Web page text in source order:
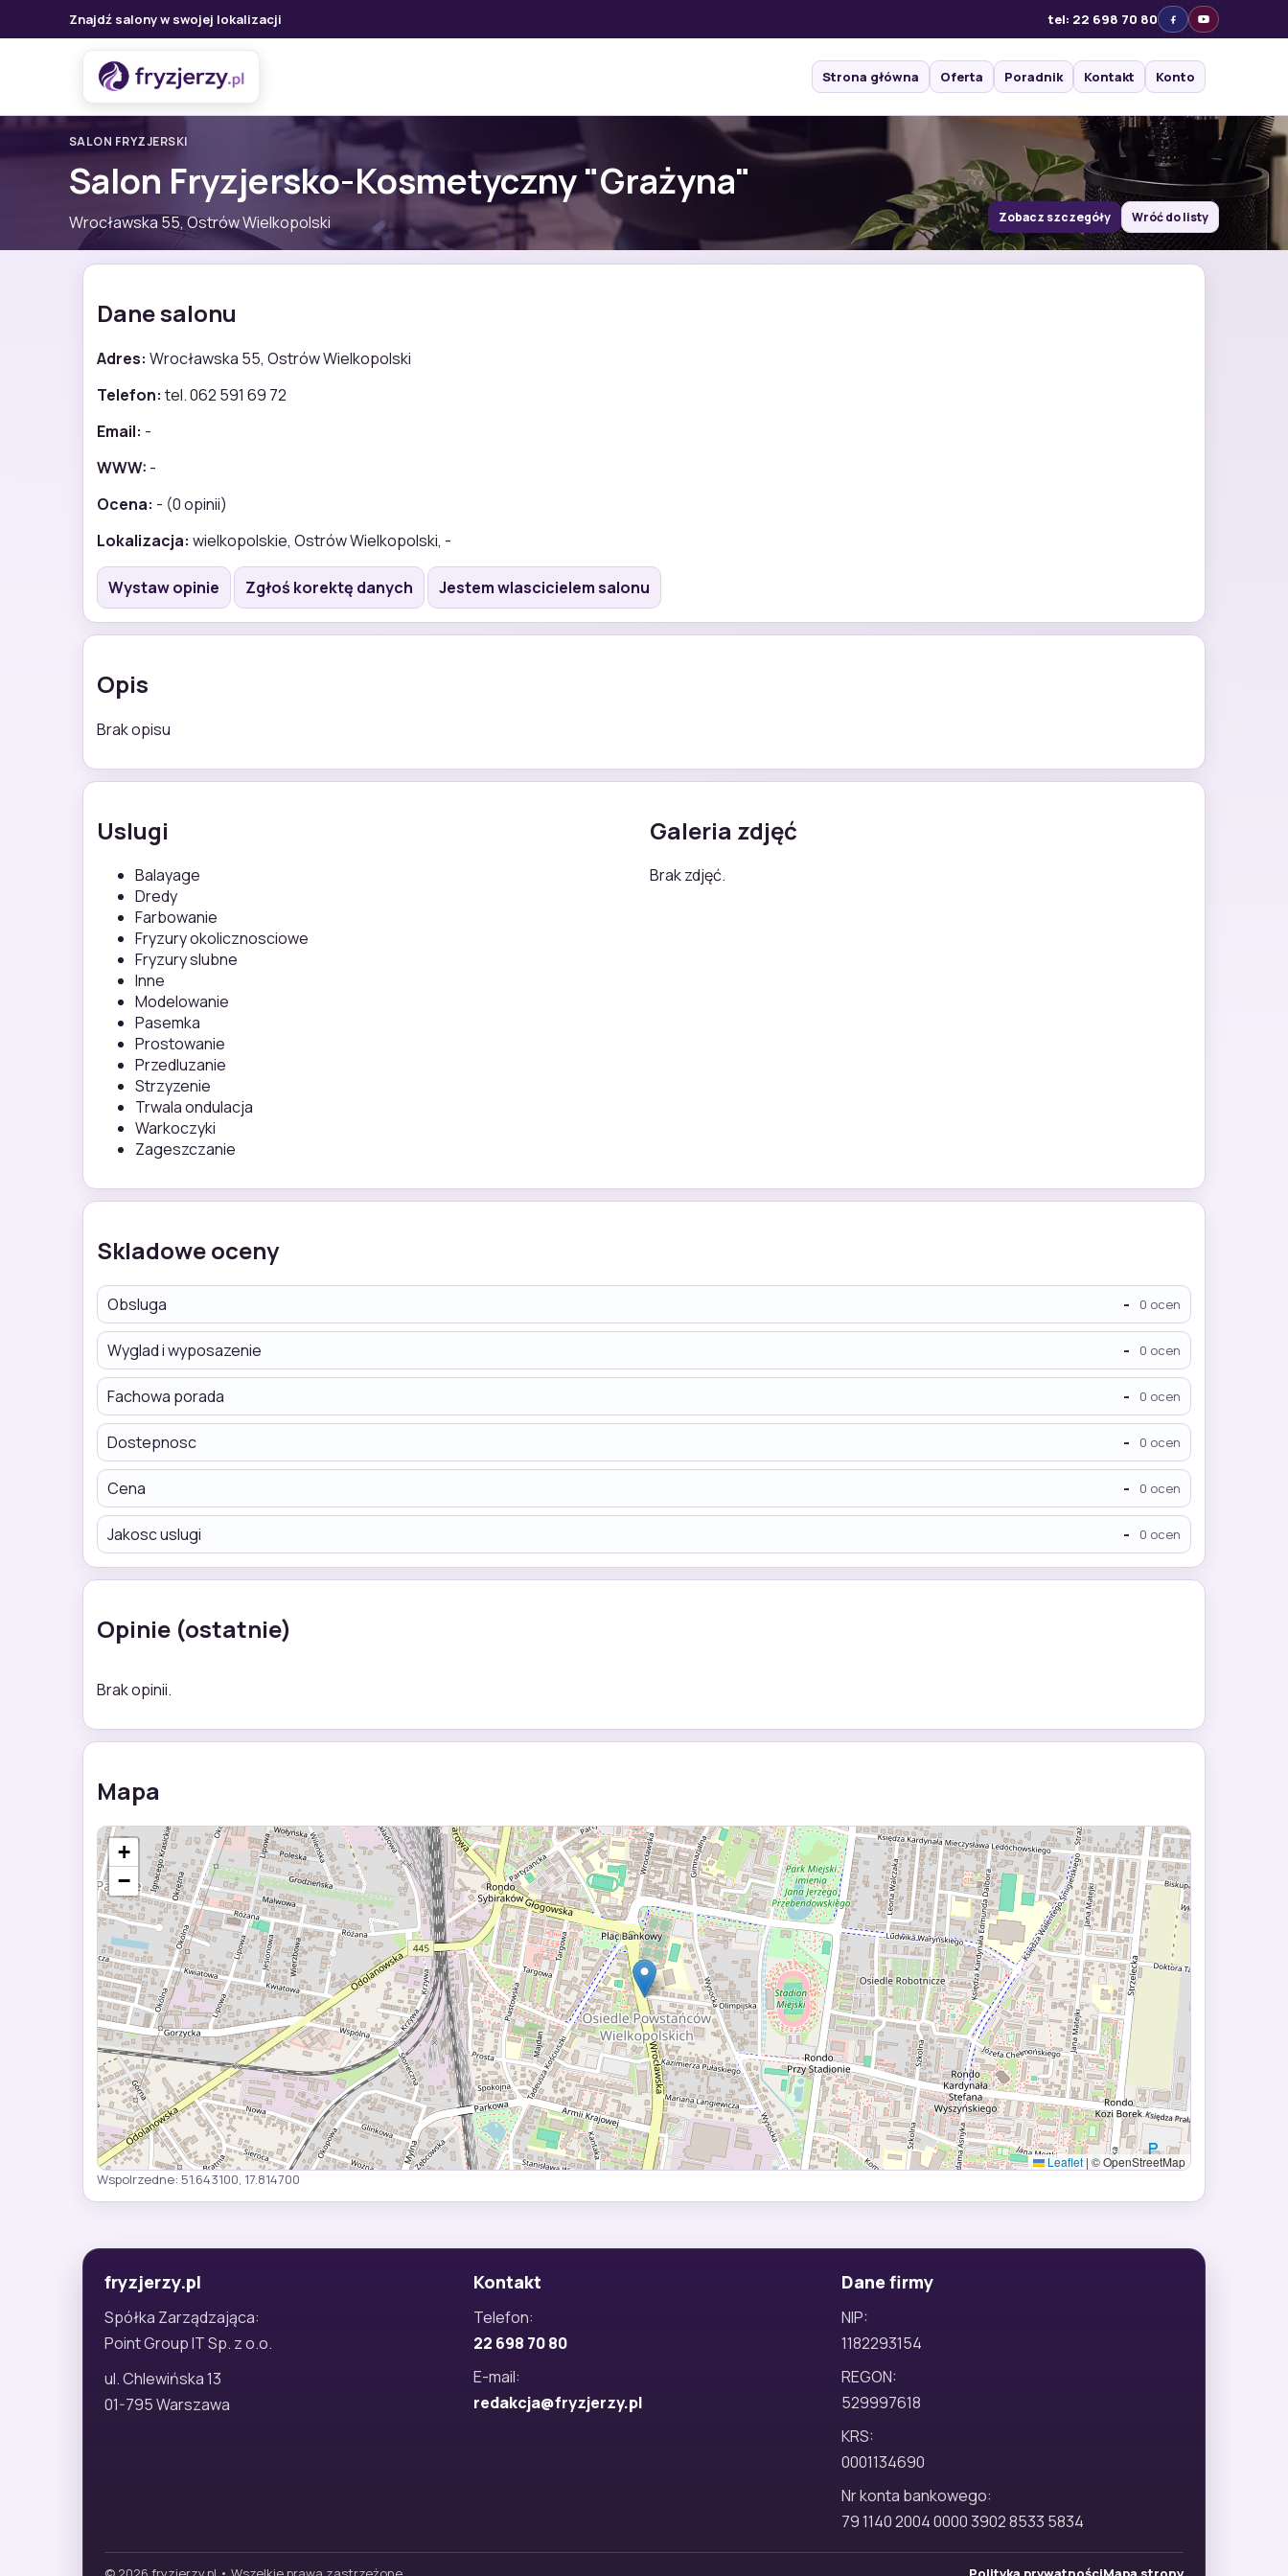
Znajdź salony w swojej lokalizacji tel: 22 698 70 80
Strona główna Oferta Poradnik Kontakt Konto
SALON FRYZJERSKI
Salon Fryzjersko-Kosmetyczny "Grażyna"
Wrocławska 55, Ostrów Wielkopolski Zobacz szczegóły Wróć do listy
Dane salonu
Adres: Wrocławska 55, Ostrów Wielkopolski
Telefon: tel. 062 591 69 72
Email: -
WWW: -
Ocena: - (0 opinii)
Lokalizacja: wielkopolskie, Ostrów Wielkopolski, -
Wystaw opinie Zgłoś korektę danych Jestem wlascicielem salonu
Opis
Brak opisu
Uslugi
Balayage
Dredy
Farbowanie
Fryzury okolicznosciowe
Fryzury slubne
Inne
Modelowanie
Pasemka
Prostowanie
Przedluzanie
Strzyzenie
Trwala ondulacja
Warkoczyki
Zageszczanie
Galeria zdjęć
Brak zdjęć.
Skladowe oceny
Obsluga - 0 ocen
Wyglad i wyposazenie - 0 ocen
Fachowa porada - 0 ocen
Dostepnosc - 0 ocen
Cena - 0 ocen
Jakosc uslugi - 0 ocen
Opinie (ostatnie)
Brak opinii.
Mapa
+
−
Leaflet | © OpenStreetMap
Wspolrzedne: 51.643100, 17.814700
fryzjerzy.pl
Spółka Zarządzająca:
Point Group IT Sp. z o.o.
ul. Chlewińska 13
01-795 Warszawa
Kontakt
Telefon:
22 698 70 80
E-mail:
redakcja@fryzjerzy.pl
Dane firmy
NIP:
1182293154
REGON:
529997618
KRS:
0001134690
Nr konta bankowego:
79 1140 2004 0000 3902 8533 5834